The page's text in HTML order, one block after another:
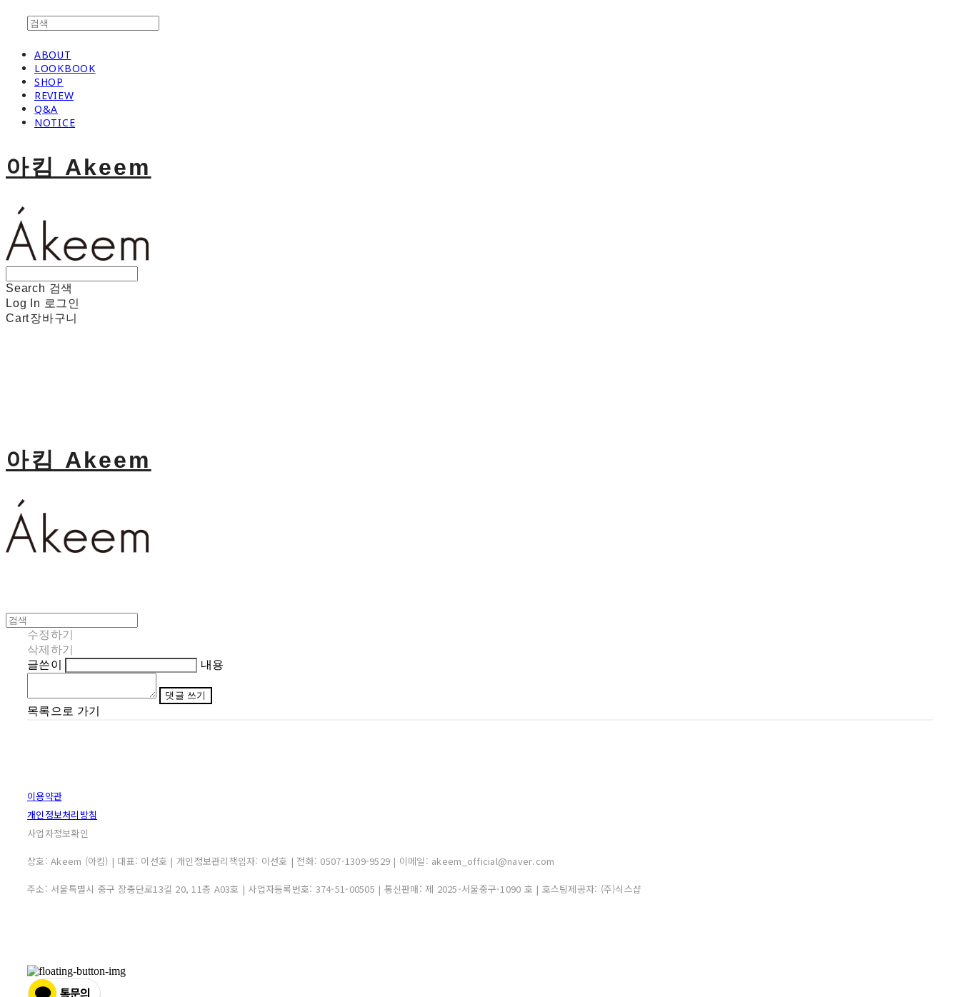
ABOUT
LOOKBOOK
SHOP
REVIEW
Q&A
NOTICE
아킴 Akeem
Search 검색
Log In 로그인
Cart장바구니
아킴 Akeem
수정하기
삭제하기
글쓴이
내용
댓글 쓰기
목록으로 가기
이용약관
개인정보처리방침
사업자정보확인
상호: Akeem (아킴) | 대표: 이선호 | 개인정보관리책임자: 이선호 | 전화: 0507-1309-9529 | 이메일: akeem_official@naver.com
주소: 서울특별시 중구 장충단로13길 20, 11층 A03호 | 사업자등록번호: 374-51-00505 | 통신판매: 제 2025-서울중구-1090 호 | 호스팅제공자: (주)식스샵